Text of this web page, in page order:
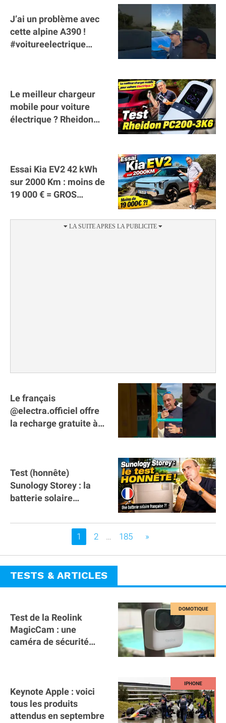
J’ai un problème avec
cette alpine A390 !
#voitureelectrique
Le meilleur chargeur
mobile pour voiture
électrique ? Rheidon
Essai Kia EV2 42 kWh
sur 2000 Km : moins de
19 000 € = GROS
Le français
@electra.officiel offre
la recharge gratuite à
Test (honnête)
Sunology Storey : la
batterie solaire
Vous êtes sur la page
1 2 … 185 »
TESTS & ARTICLES
Test de la Reolink
MagicCam : une
caméra de sécurité
Keynote Apple : voici
tous les produits
attendus en septembre